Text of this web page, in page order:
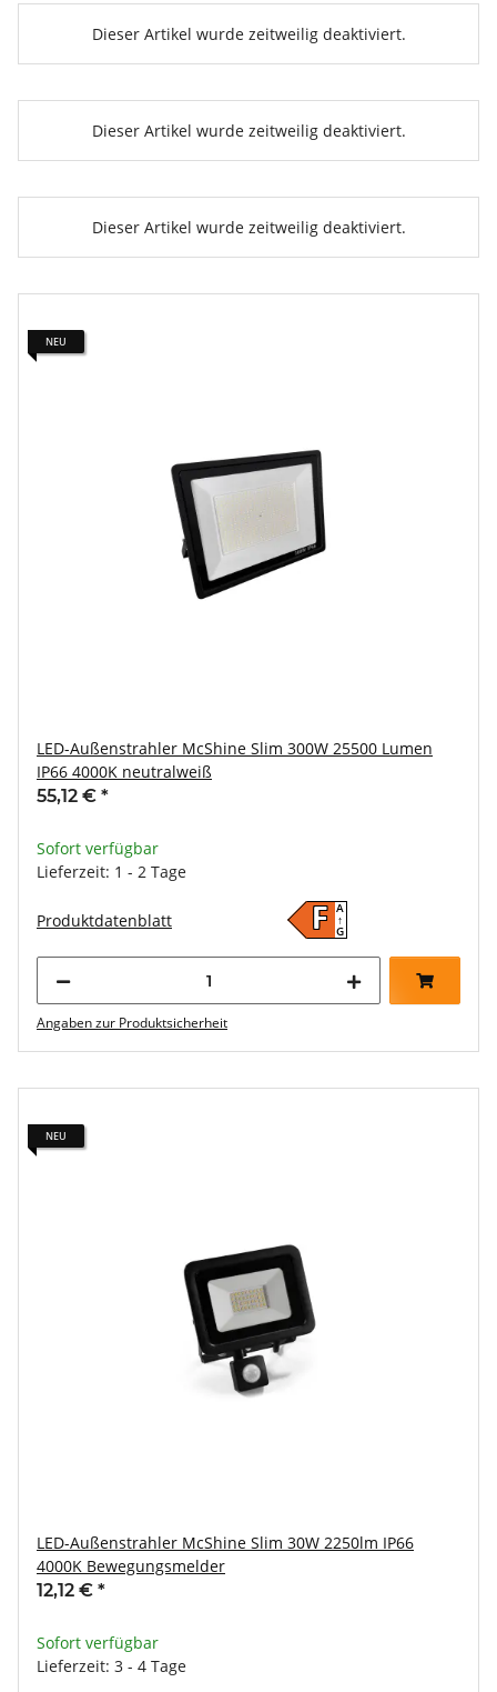
Dieser Artikel wurde zeitweilig deaktiviert.
Dieser Artikel wurde zeitweilig deaktiviert.
Dieser Artikel wurde zeitweilig deaktiviert.
NEU
LED-Außenstrahler McShine Slim 300W 25500 Lumen
IP66 4000K neutralweiß
55,12 € *
Sofort verfügbar
Lieferzeit: 1 - 2 Tage
Produktdatenblatt F A
↑
G
Angaben zur Produktsicherheit
NEU
LED-Außenstrahler McShine Slim 30W 2250lm IP66
4000K Bewegungsmelder
12,12 € *
Sofort verfügbar
Lieferzeit: 3 - 4 Tage